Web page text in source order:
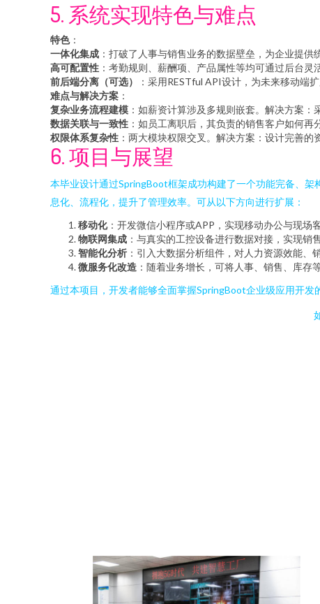
5. 系统实现特色与难点
特色：
一体化集成 ：打破了人事与销售业务的数据壁垒，为企业提供
高可配置性 ：考勤规则、薪酬项、产品属性等均可通过后台灵
前后端分离（可选）
：采用RESTful API设计，为未来移动端
难点与解决方案 ：
复杂业务流程建模 ：如薪资计算涉及多规则嵌套。解决方案：
数据关联与一致性 ：如员工离职后，其负责的销售客户如何再
权限体系复杂性 ：两大模块权限交叉。解决方案：设计完善的
6. 项目与展望
本毕业设计通过SpringBoot框架成功构建了一个功能完备、
息化、流程化，提升了管理效率。可从以下方向进行扩展：
移动化：开发微信小程序或APP，实现移动办公与现场客
物联网集成 ：与真实的工控设备进行数据对接，实现销
智能化分析 ：引入大数据分析组件，对人力资源效能、
微服务化改造 ：随着业务增长，可将人事、销售、库存
通过本项目，开发者能够全面掌握SpringBoot企业级应用开发